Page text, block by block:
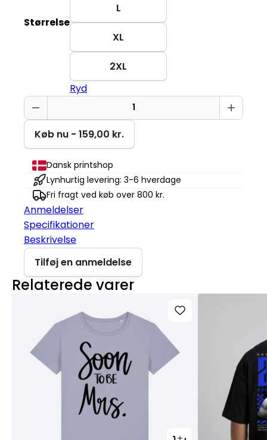
Størrelse
L
XL
2XL
Ryd
Soon
to
be
Mrs
Stella
Serena
antal
Køb nu - 159,00 kr.
Dansk printshop
Lynhurtig levering: 3-6 hverdage
Fri fragt ved køb over 800 kr.
Anmeldelser
Specifikationer
Beskrivelse
Tilføj en anmeldelse
Relaterede varer